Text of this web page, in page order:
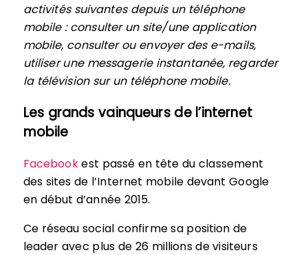
activités suivantes depuis un téléphone
mobile : consulter un site/une application
mobile, consulter ou envoyer des e-mails,
utiliser une messagerie instantanée, regarder
la télévision sur un téléphone mobile.
Les grands vainqueurs de l’internet
mobile
Facebookest passé en tête du classement
des sites de l’Internet mobile devant Google
en début d’année 2015.
Ce réseau social confirme sa position de
leader avec plus de 26 millions de visiteurs